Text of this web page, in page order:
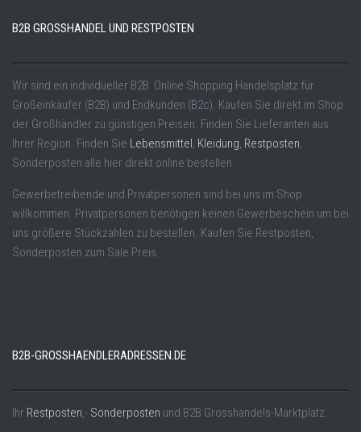
B2B GROSSHANDEL UND RESTPOSTEN
Wir sind ein individueller B2B Online Shopping Handelsplatz für
Großeinkäufer (B2B) und Endkunden (B2c). Kaufen Sie direkt im Shop
der Großhändler zu günstigen Preisen. Finden Sie Lieferanten aus
Ihrer Region. Finden Sie Lebensmittel , Kleidung, Restposten,
Sonderposten alle hier direkt online bestellen.
Gewerbetreibende und Privatpersonen sind bei uns im Shop
willkommen. Privatpersonen benötigen keinen Gewerbeschein um bei
uns größere Stückzahlen zu bestellen. Kaufen Sie Restposten,
Sonderposten zum Sale Preis.
B2B-GROSSHAENDLERADRESSEN.DE
Ihr Restposten,- Sonderposten und B2B Grosshandels-Marktplatz.